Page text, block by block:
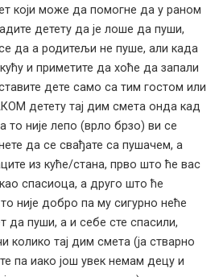
који може да помогне да у раном
детету да је лоше да пуши,
да а родитељи не пуше, али када
и приметите да хоће да запали
дете само са тим гостом или
детету тај дим смета онда кад
то није лепо (врло брзо) ви се
да се свађате са пушачем, а
из куће/стана, прво што ће вас
спасиоца, а друго што ће
није добро па му сигурно неће
да пуши, а и себе сте спасили,
колико тај дим смета (ја стварно
па иако још увек немам децу и